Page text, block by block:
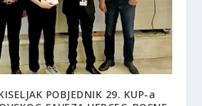
POBJEDNIK 29. KUP-a